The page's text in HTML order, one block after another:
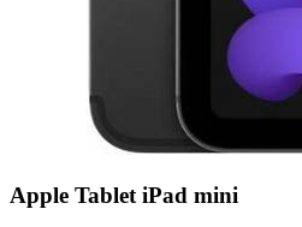
Apple Tablet iPad mini